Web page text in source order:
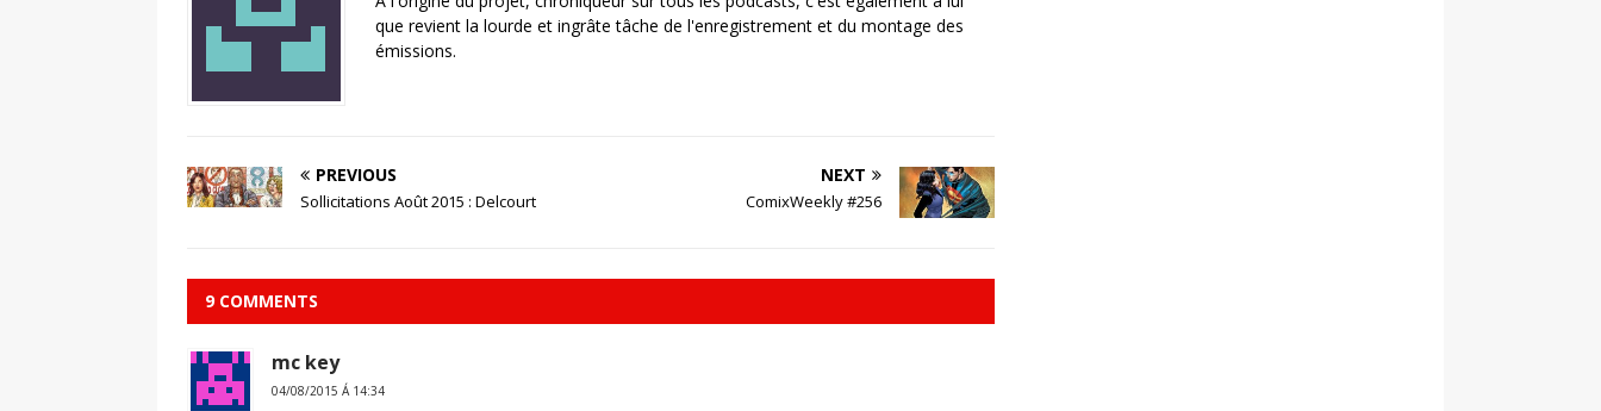
que revient la lourde et ingrâte tâche de l'enregistrement et du montage des
émissions.
PREVIOUS
Sollicitations Août 2015 : Delcourt
NEXT
ComixWeekly #256
9 COMMENTS
mc key
04/08/2015 Á 14:34